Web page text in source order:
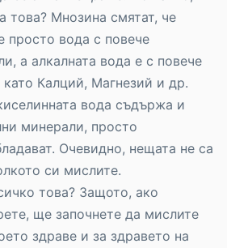
това? Мнозина смятат, че
просто вода с повече
а алкалната вода е с повече
Калций, Mагнезий и др.
вода съдържа и
минерали, просто
Очевидно, нещата не са
си мислите.
това? Защото, ако
ще започнете да мислите
здраве и за здравето на